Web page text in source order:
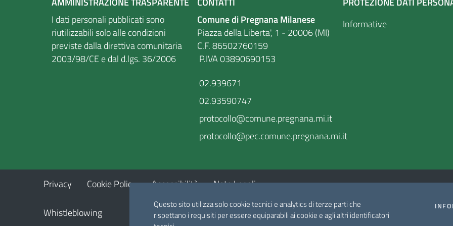
Questo sito utilizza solo cookie tecnici e analytics di terze parti che
rispettano i requisiti per essere equiparabili ai cookie e agli altri identificatori
I dati personali pubblicati sono
riutilizzabili solo alle condizioni
previste dalla direttiva comunitaria
2003/98/CE e dal d.lgs. 36/2006
Comune di Pregnana Milanese
Piazza della Liberta', 1 - 20006 (MI)
C.F. 86502760159
P.IVA 03890690153
02.939671
02.93590747
protocollo@comune.pregnana.mi.it
protocollo@pec.comune.pregnana.mi.it
Informative
Privacy Cookie Policy Accessibilità Note Legali
Whistleblowing